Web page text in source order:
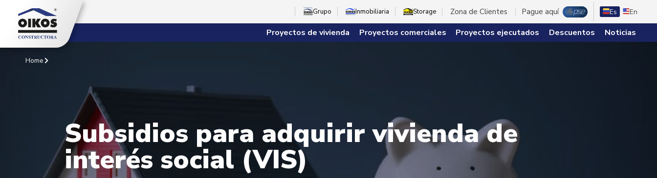
Grupo Inmobiliaria Storage Zona de Clientes Pague aquí Es En
Proyectos de vivienda Proyectos comerciales Proyectos ejecutados Descuentos Noticias
Home
Subsidios para adquirir vivienda de
interés social (VIS)